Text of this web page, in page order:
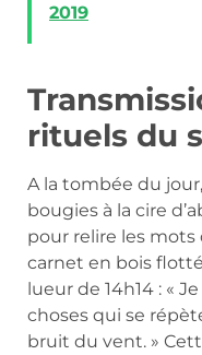
2019
rituels du
A la tombée du
bougies à la cire
pour relire les mots
carnet en bois
lueur de 14h14 : «
choses qui se
bruit du vent. »